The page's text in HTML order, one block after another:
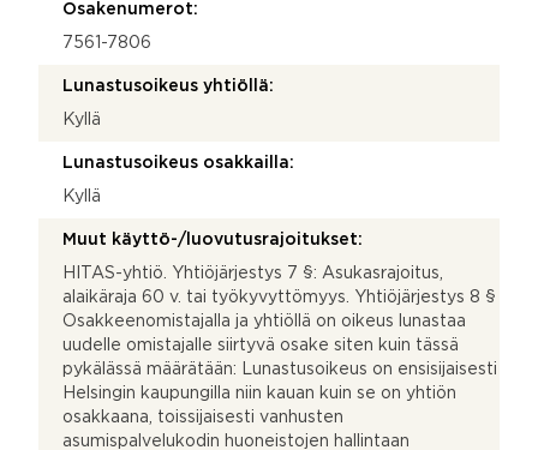
Osakenumerot:
7561-7806
Lunastusoikeus yhtiöllä:
Kyllä
Lunastusoikeus osakkailla:
Kyllä
Muut käyttö-/luovutusrajoitukset:
HITAS-yhtiö. Yhtiöjärjestys 7 §: Asukasrajoitus,
alaikäraja 60 v. tai työkyvyttömyys. Yhtiöjärjestys 8 §
Osakkeenomistajalla ja yhtiöllä on oikeus lunastaa
uudelle omistajalle siirtyvä osake siten kuin tässä
pykälässä määrätään: Lunastusoikeus on ensisijaisesti
Helsingin kaupungilla niin kauan kuin se on yhtiön
osakkaana, toissijaisesti vanhusten
asumispalvelukodin huoneistojen hallintaan